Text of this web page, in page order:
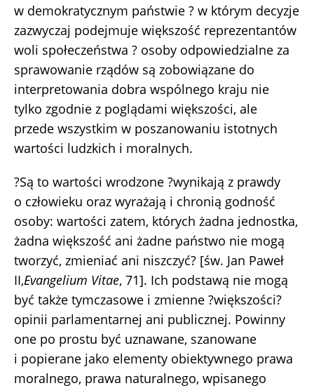
w demokratycznym państwie ? w którym decyzje
zazwyczaj podejmuje większość reprezentantów
woli społeczeństwa ? osoby odpowiedzialne za
sprawowanie rządów są zobowiązane do
interpretowania dobra wspólnego kraju nie
tylko zgodnie z poglądami większości, ale
przede wszystkim w poszanowaniu istotnych
wartości ludzkich i moralnych.
?Są to wartości wrodzone ?wynikają z prawdy
o człowieku oraz wyrażają i chronią godność
osoby: wartości zatem, których żadna jednostka,
żadna większość ani żadne państwo nie mogą
tworzyć, zmieniać ani niszczyć? [św. Jan Paweł
II,Evangelium Vitae, 71]. Ich podstawą nie mogą
być także tymczasowe i zmienne ?większości?
opinii parlamentarnej ani publicznej. Powinny
one po prostu być uznawane, szanowane
i popierane jako elementy obiektywnego prawa
moralnego, prawa naturalnego, wpisanego